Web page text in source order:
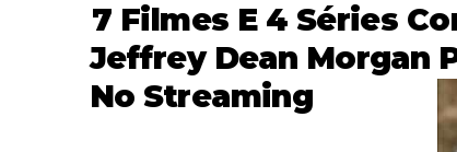
7 Filmes E 4 Séries
Jeffrey Dean Morgan
No Streaming